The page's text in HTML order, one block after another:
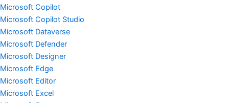
Microsoft Copilot
Microsoft Copilot Studio
Microsoft Dataverse
Microsoft Defender
Microsoft Designer
Microsoft Edge
Microsoft Editor
Microsoft Excel